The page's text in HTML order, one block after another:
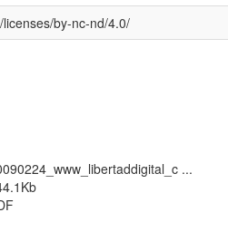
by-nc-nd/4.0/
...